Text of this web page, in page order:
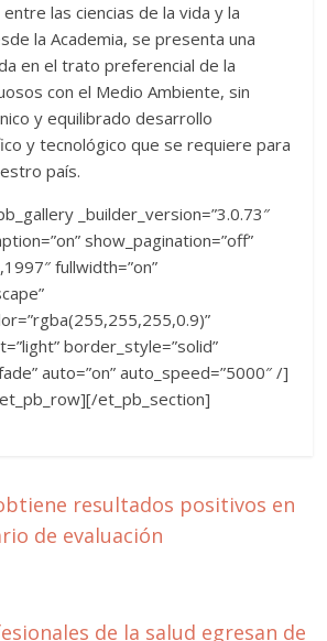
las ciencias de la vida y la
la Academia, se presenta una
en el trato preferencial de la
con el Medio Ambiente, sin
y equilibrado desarrollo
y tecnológico que se requiere para
país.
_builder_version=”3.0.73″
show_pagination=”off”
fullwidth=”on”
border_style=”solid”
auto=”on” auto_speed=”5000″ /]
et_pb_section]
resultados positivos en
de evaluación
de la salud egresan de